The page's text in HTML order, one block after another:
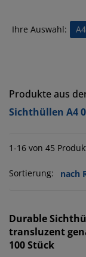
Ihre Auswahl: A4
Produkte aus
Sichthüllen A4
1-16 von 45
Sortierung:
Durable
transluzent
100 Stück